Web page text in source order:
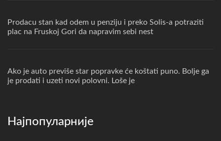
Prodacu stan kad odem u penziju i preko Solis-a potraziti
plac na Fruskoj Gori da napravim sebi nest
Ako je auto previše star popravke će koštati puno. Bolje ga
je prodati i uzeti novi polovni. Loše je
Најпопуларније